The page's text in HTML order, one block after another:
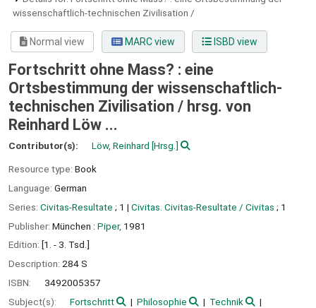
wissenschaftlich-technischen Zivilisation /
Normal view MARC view ISBD view
Fortschritt ohne Mass? : eine
Ortsbestimmung der wissenschaftlich-
technischen Zivilisation / hrsg. von
Reinhard Löw ...
Contributor(s): Löw, Reinhard [Hrsg.]
Resource type: Book
Language: German
Series: Civitas-Resultate ; 1 | Civitas. Civitas-Resultate / Civitas ; 1
Publisher: München : Piper, 1981
Edition: [1. - 3. Tsd.]
Description: 284 S
ISBN:
3492005357
Subject(s):
Fortschritt Philosophie
Technik